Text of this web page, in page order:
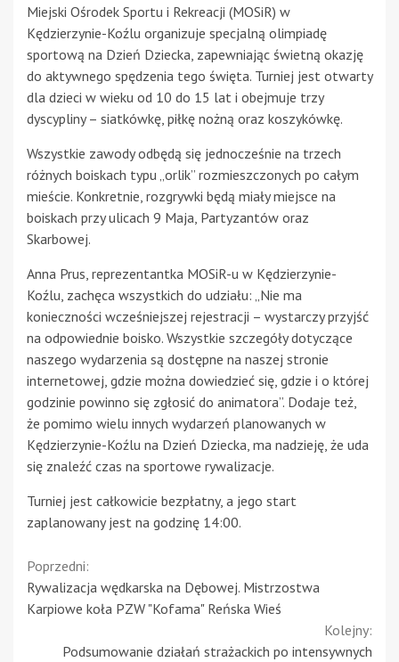
Miejski Ośrodek Sportu i Rekreacji (MOSiR) w
Kędzierzynie-Koźlu organizuje specjalną olimpiadę
sportową na Dzień Dziecka, zapewniając świetną okazję
do aktywnego spędzenia tego święta. Turniej jest otwarty
dla dzieci w wieku od 10 do 15 lat i obejmuje trzy
dyscypliny – siatkówkę, piłkę nożną oraz koszykówkę.
Wszystkie zawody odbędą się jednocześnie na trzech
różnych boiskach typu „orlik” rozmieszczonych po całym
mieście. Konkretnie, rozgrywki będą miały miejsce na
boiskach przy ulicach 9 Maja, Partyzantów oraz
Skarbowej.
Anna Prus, reprezentantka MOSiR-u w Kędzierzynie-
Koźlu, zachęca wszystkich do udziału: „Nie ma
konieczności wcześniejszej rejestracji – wystarczy przyjść
na odpowiednie boisko. Wszystkie szczegóły dotyczące
naszego wydarzenia są dostępne na naszej stronie
internetowej, gdzie można dowiedzieć się, gdzie i o której
godzinie powinno się zgłosić do animatora”. Dodaje też,
że pomimo wielu innych wydarzeń planowanych w
Kędzierzynie-Koźlu na Dzień Dziecka, ma nadzieję, że uda
się znaleźć czas na sportowe rywalizacje.
Turniej jest całkowicie bezpłatny, a jego start
zaplanowany jest na godzinę 14:00.
Continue
Reading
Poprzedni:
Rywalizacja wędkarska na Dębowej. Mistrzostwa
Karpiowe koła PZW "Kofama" Reńska Wieś
Kolejny:
Podsumowanie działań strażackich po intensywnych